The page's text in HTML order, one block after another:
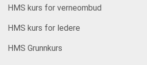
HMS kurs for verneombud
HMS kurs for ledere
HMS Grunnkurs